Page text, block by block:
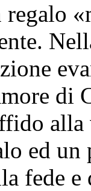
regalo
alla
ed
fede